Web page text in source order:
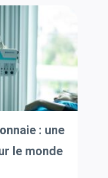
: une
le monde